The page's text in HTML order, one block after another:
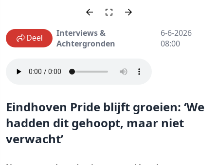
Deel
Interviews &
Achtergronden
6-6-2026
08:00
Eindhoven Pride blijft groeien: ‘We
hadden dit gehoopt, maar niet
verwacht’